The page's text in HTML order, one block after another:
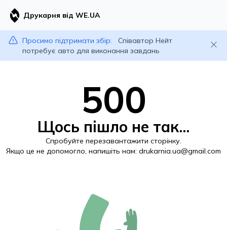
Друкарня від WE.UA
Просимо підтримати збір:
Співавтор Нейт
потребує авто для виконання завдань
500
Щось пішло не так...
Спробуйте перезавантажити сторінку.
Якщо це не допомогло, напишіть нам: drukarnia.ua@gmail.com